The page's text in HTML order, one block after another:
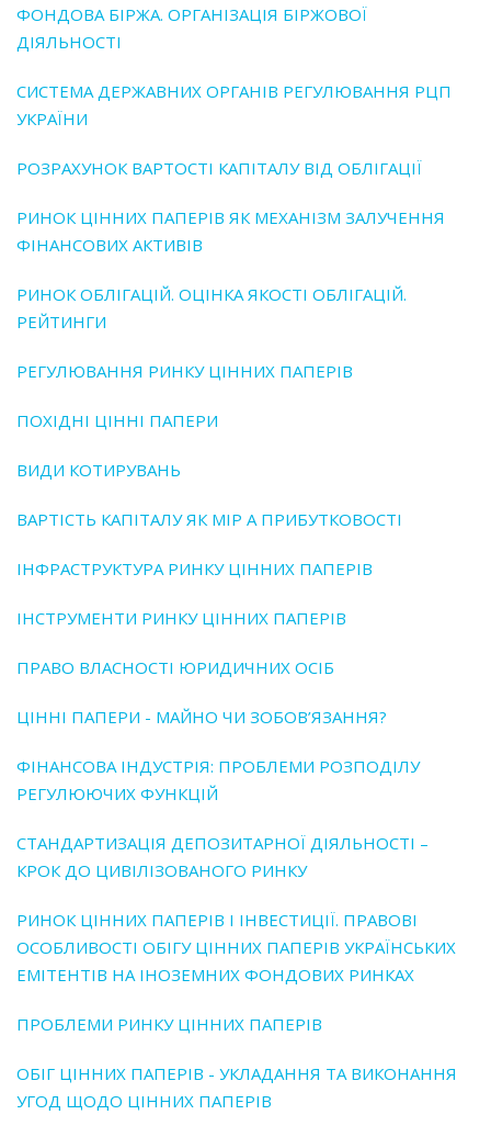
ФОНДОВА БІРЖА. ОРГАНІЗАЦІЯ БІРЖОВОЇ
ДІЯЛЬНОСТІ
СИСТЕМА ДЕРЖАВНИХ ОРГАНІВ РЕГУЛЮВАННЯ РЦП
УКРАЇНИ
РОЗРАХУНОК ВАРТОСТІ КАПІТАЛУ ВІД ОБЛІГАЦІЇ
РИНОК ЦІННИХ ПАПЕРІВ ЯК МЕХАНІЗМ ЗАЛУЧЕННЯ
ФІНАНСОВИХ АКТИВІВ
РИНОК ОБЛІГАЦІЙ. ОЦІНКА ЯКОСТІ ОБЛІГАЦІЙ.
РЕЙТИНГИ
РЕГУЛЮВАННЯ РИНКУ ЦІННИХ ПАПЕРІВ
ПОХІДНІ ЦІННІ ПАПЕРИ
ВИДИ КОТИРУВАНЬ
ВАРТІСТЬ КАПІТАЛУ ЯК МІР А ПРИБУТКОВОСТІ
ІНФРАСТРУКТУРА РИНКУ ЦІННИХ ПАПЕРІВ
ІНСТРУМЕНТИ РИНКУ ЦІННИХ ПАПЕРІВ
ПРАВО ВЛАСНОСТІ ЮРИДИЧНИХ ОСІБ
ЦІННІ ПАПЕРИ - МАЙНО ЧИ ЗОБОВ’ЯЗАННЯ?
ФІНАНСОВА ІНДУСТРІЯ: ПРОБЛЕМИ РОЗПОДІЛУ
РЕГУЛЮЮЧИХ ФУНКЦІЙ
СТАНДАРТИЗАЦІЯ ДЕПОЗИТАРНОЇ ДІЯЛЬНОСТІ –
КРОК ДО ЦИВІЛІЗОВАНОГО РИНКУ
РИНОК ЦІННИХ ПАПЕРІВ І ІНВЕСТИЦІЇ. ПРАВОВІ
ОСОБЛИВОСТІ ОБІГУ ЦІННИХ ПАПЕРІВ УКРАЇНСЬКИХ
ЕМІТЕНТІВ НА ІНОЗЕМНИХ ФОНДОВИХ РИНКАХ
ПРОБЛЕМИ РИНКУ ЦІННИХ ПАПЕРІВ
ОБІГ ЦІННИХ ПАПЕРІВ - УКЛАДАННЯ ТА ВИКОНАННЯ
УГОД ЩОДО ЦІННИХ ПАПЕРІВ